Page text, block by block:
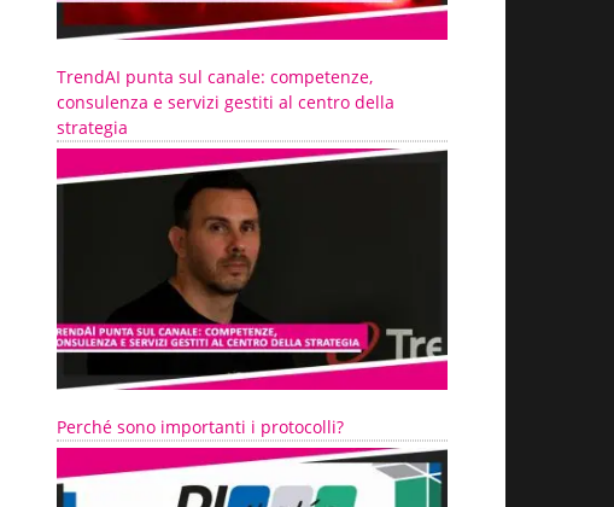
TrendAI punta sul canale: competenze,
consulenza e servizi gestiti al centro della
strategia
Perché sono importanti i protocolli?